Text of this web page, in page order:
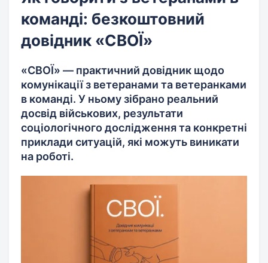
команді: безкоштовний
довідник «СВОЇ»
«СВОЇ» — практичний довідник щодо
комунікації з ветеранами та ветеранками
в команді. У ньому зібрано реальний
досвід військових, результати
соціологічного дослідження та конкретні
приклади ситуацій, які можуть виникати
на роботі.